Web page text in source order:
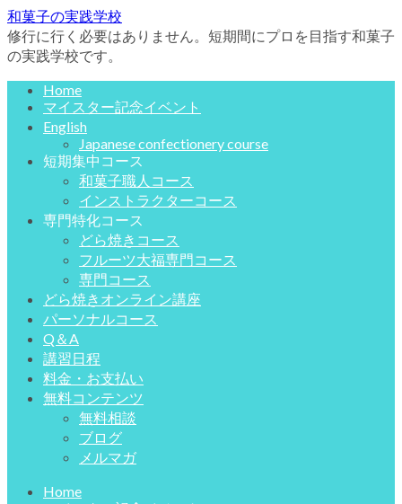
和菓子の実践学校
修行に行く必要はありません。短期間にプロを目指す和菓子
の実践学校です。
Home
マイスター記念イベント
English
Japanese confectionery course
短期集中コース
和菓子職人コース
インストラクターコース
専門特化コース
どら焼きコース
フルーツ大福専門コース
専門コース
どら焼きオンライン講座
パーソナルコース
Q＆A
講習日程
料金・お支払い
無料コンテンツ
無料相談
ブログ
メルマガ
Home